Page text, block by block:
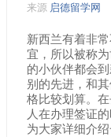
来源 启德留学网
新西兰有着非
宜，所以被称
的小伙伴都会
别的先进，和
格比较划算。
人在办理签证
为大家详细介